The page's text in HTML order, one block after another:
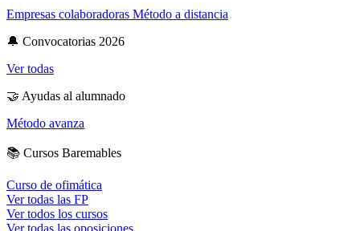
Empresas colaboradoras Método a distancia
🔔 Convocatorias 2026
Ver todas
🤝 Ayudas al alumnado
Método avanza
📚 Cursos Baremables
Curso de ofimática
Ver todas las FP
Ver todos los cursos